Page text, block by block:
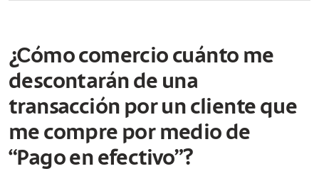
¿Qué significa pago en efectivo?
¿Qué es un Corresponsal Bancario Bancolombia?
¿Cómo identificar un Corresponsal Bancario Bancolombia?
¿Qué pasa si un cliente va a realizar un pago en efectivo de
Wompi y le indican que no reciben pagos a convenios
manuales?
¿Cómo comercio cuánto me
descontarán de una
transacción por un cliente que
me compre por medio de
“Pago en efectivo”?